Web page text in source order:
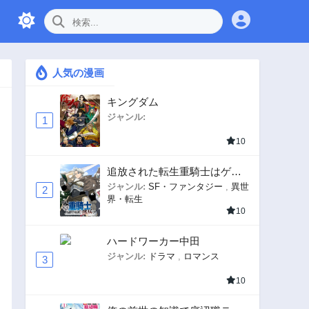
人気の漫画
1
キングダム
ジャンル:
10
2
追放された転生重騎士はゲー
ム知識で無双する
ジャンル: SF・ファンタジー
異世
界・転生
10
3
ハードワーカー中田
ジャンル: ドラマ ロマンス
10